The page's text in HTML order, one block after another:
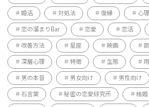
婚活 対処法 復縁 心
恋の溜まりBar 恋愛 恋活
改善方法 星座 映画
深層心理 特徴 生態
男の本音 男女向け 男性向け
石言葉 秘密の恋愛研究所 結婚